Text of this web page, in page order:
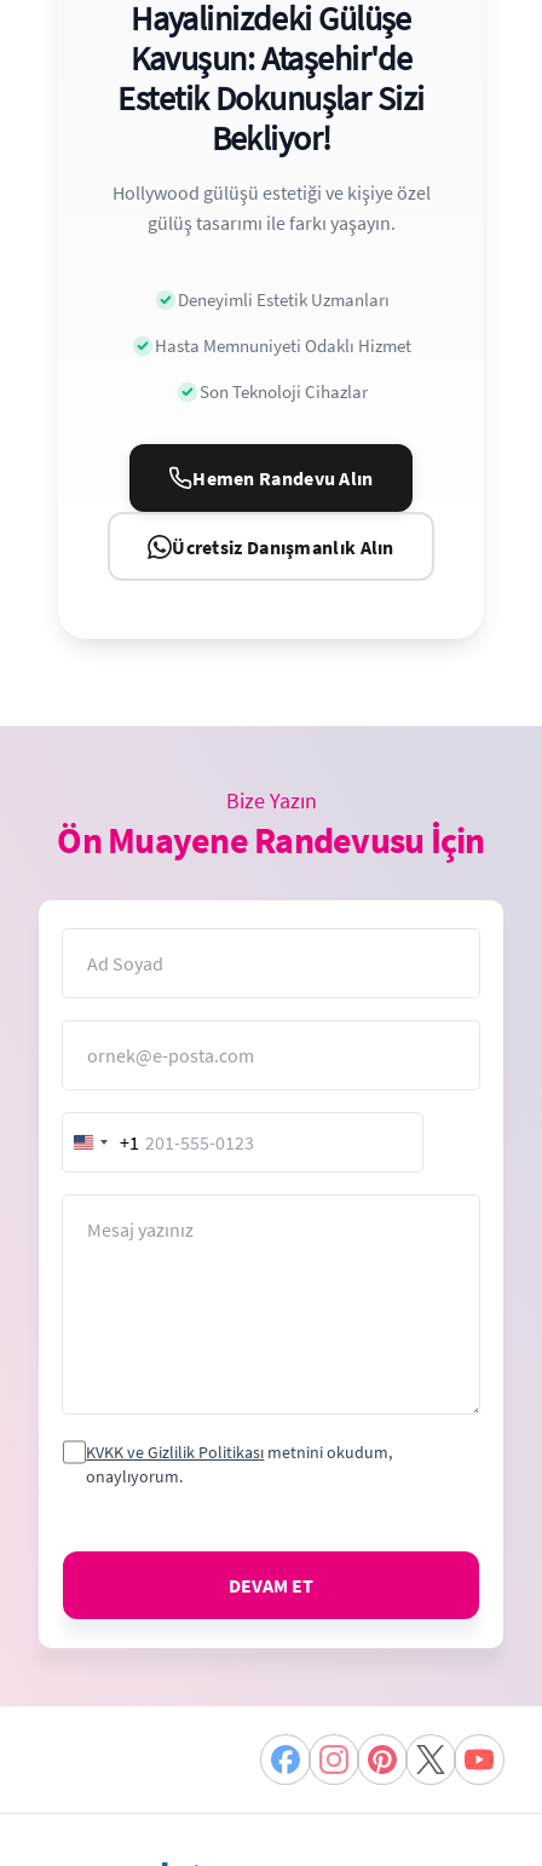
Hayalinizdeki Gülüşe
Kavuşun: Ataşehir'de
Estetik Dokunuşlar Sizi
Bekliyor!
Hollywood gülüşü estetiği ve kişiye özel
gülüş tasarımı ile farkı yaşayın.
Deneyimli Estetik Uzmanları
Hasta Memnuniyeti Odaklı Hizmet
Son Teknoloji Cihazlar
Hemen Randevu Alın
Ücretsiz Danışmanlık Alın
Bize Yazın
Ön Muayene Randevusu İçin
United
States
+1
KVKK ve Gizlilik Politikası metnini okudum,
onaylıyorum.
DEVAM ET